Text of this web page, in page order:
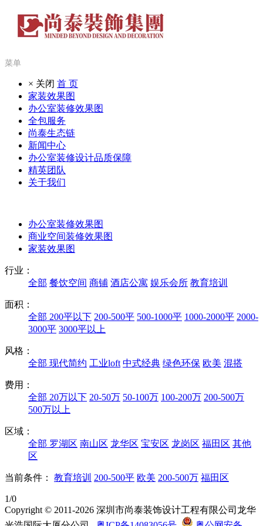
菜单
× 关闭 首 页
家装效果图
办公室装修效果图
全包服务
尚泰生态链
新闻中心
办公室装修设计品质保障
精英团队
关于我们
办公室装修效果图
商业空间装修效果图
家装效果图
行业：
全部 餐饮空间 商铺 酒店公寓 娱乐会所 教育培训
面积：
全部 200平以下 200-500平 500-1000平 1000-2000平 2000-
3000平 3000平以上
风格：
全部 现代简约 工业loft 中式经典 绿色环保 欧美 混搭
费用：
全部 20万以下 20-50万 50-100万 100-200万 200-500万
500万以上
区域：
全部 罗湖区 南山区 龙华区 宝安区 龙岗区 福田区 其他
区
当前条件： 教育培训 200-500平 欧美 200-500万 福田区
1/0
Copyright © 2011-2026 深圳市尚泰装饰设计工程有限公司龙华